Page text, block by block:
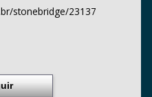
stonebridge/23137